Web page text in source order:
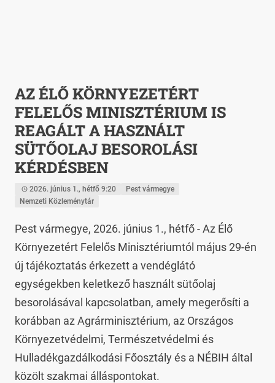
AZ ÉLŐ KÖRNYEZETÉRT
FELELŐS MINISZTÉRIUM IS
REAGÁLT A HASZNÁLT
SÜTŐOLAJ BESOROLÁSI
KÉRDÉSBEN
2026. június 1., hétfő 9:20
Pest vármegye
Nemzeti Közleménytár
Pest vármegye, 2026. június 1., hétfő - Az Élő
Környezetért Felelős Minisztériumtól május 29-én
új tájékoztatás érkezett a vendéglátó
egységekben keletkező használt sütőolaj
besorolásával kapcsolatban, amely megerősíti a
korábban az Agrárminisztérium, az Országos
Környezetvédelmi, Természetvédelmi és
Hulladékgazdálkodási Főosztály és a NÉBIH által
közölt szakmai álláspontokat.